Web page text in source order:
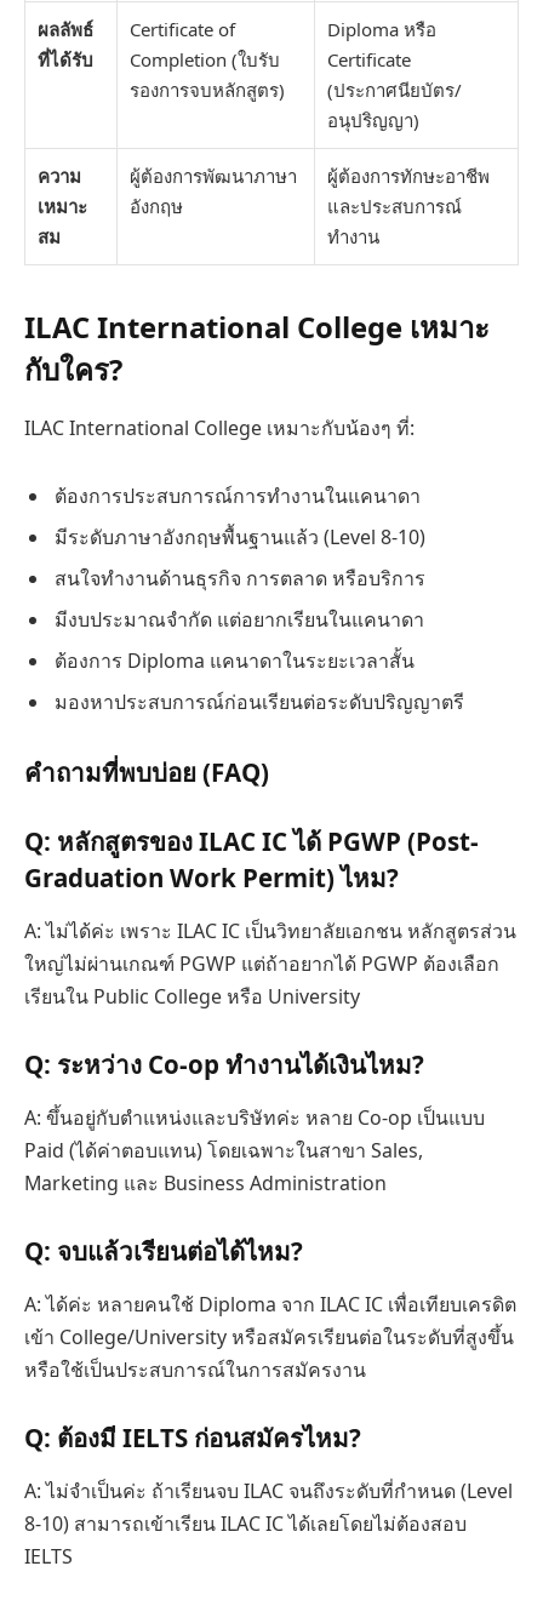
ผลลัพธ์
ที่ได้รับ
Certificate of
Completion (ใบรับ
รองการจบหลักสูตร)
Diploma หรือ
Certificate
(ประกาศนียบัตร/
อนุปริญญา)
ความ
เหมาะ
สม
ผู้ต้องการพัฒนาภาษา
อังกฤษ
ผู้ต้องการทักษะอาชีพ
และประสบการณ์
ทำงาน
ILAC International College เหมาะ
กับใคร?
ILAC International College เหมาะกับน้องๆ ที่:
ต้องการประสบการณ์การทำงานในแคนาดา
มีระดับภาษาอังกฤษพื้นฐานแล้ว (Level 8-10)
สนใจทำงานด้านธุรกิจ การตลาด หรือบริการ
มีงบประมาณจำกัด แต่อยากเรียนในแคนาดา
ต้องการ Diploma แคนาดาในระยะเวลาสั้น
มองหาประสบการณ์ก่อนเรียนต่อระดับปริญญาตรี
คำถามที่พบบ่อย (FAQ)
Q: หลักสูตรของ ILAC IC ได้ PGWP (Post-
Graduation Work Permit) ไหม?
A: ไม่ได้ค่ะ เพราะ ILAC IC เป็นวิทยาลัยเอกชน หลักสูตรส่วน
ใหญ่ไม่ผ่านเกณฑ์ PGWP แต่ถ้าอยากได้ PGWP ต้องเลือก
เรียนใน Public College หรือ University
Q: ระหว่าง Co-op ทำงานได้เงินไหม?
A: ขึ้นอยู่กับตำแหน่งและบริษัทค่ะ หลาย Co-op เป็นแบบ
Paid (ได้ค่าตอบแทน) โดยเฉพาะในสาขา Sales,
Marketing และ Business Administration
Q: จบแล้วเรียนต่อได้ไหม?
A: ได้ค่ะ หลายคนใช้ Diploma จาก ILAC IC เพื่อเทียบเครดิต
เข้า College/University หรือสมัครเรียนต่อในระดับที่สูงขึ้น
หรือใช้เป็นประสบการณ์ในการสมัครงาน
Q: ต้องมี IELTS ก่อนสมัครไหม?
A: ไม่จำเป็นค่ะ ถ้าเรียนจบ ILAC จนถึงระดับที่กำหนด (Level
8-10) สามารถเข้าเรียน ILAC IC ได้เลยโดยไม่ต้องสอบ
IELTS